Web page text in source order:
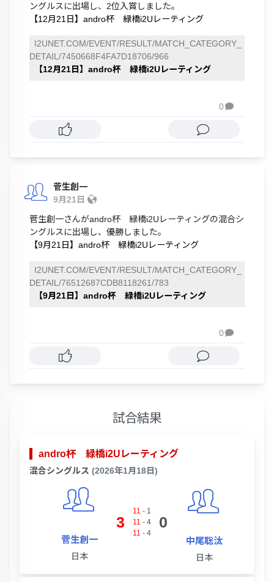
ングルスに出場し、2位入賞しました。
【12月21日】andro杯 緑橋i2Uレーティング
I2UNET.COM/EVENT/RESULT/MATCH_CATEGORY_
DETAIL/7450668F4FA7D18706/966
【12月21日】andro杯 緑橋i2Uレーティング
0
菅生創一
9月21日
菅生創一さんがandro杯 緑橋i2Uレーティングの混合シ
ングルスに出場し、優勝しました。
【9月21日】andro杯 緑橋i2Uレーティング
I2UNET.COM/EVENT/RESULT/MATCH_CATEGORY_
DETAIL/76512687CDB8118261/783
【9月21日】andro杯 緑橋i2Uレーティング
0
試合結果
andro杯 緑橋i2Uレーティング
混合シングルス (2026年1月18日)
菅生創一
日本
3
11 - 1
11 - 4
11 - 4
0
中尾聡汰
日本